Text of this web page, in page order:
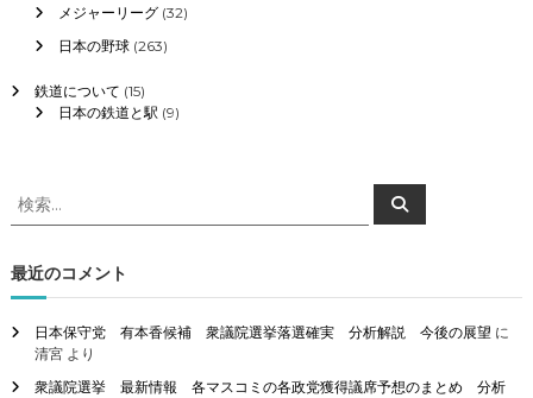
メジャーリーグ(32)
日本の野球(263)
鉄道について (15)
日本の鉄道と駅 (9)
検
索
象
:
検
索
最近のコメント
日本保守党 有本香候補 衆議院選挙落選確実 分析解説 今後の展望 に
清宮より
衆議院選挙 最新情報 各マスコミの各政党獲得議席予想のまとめ 分析